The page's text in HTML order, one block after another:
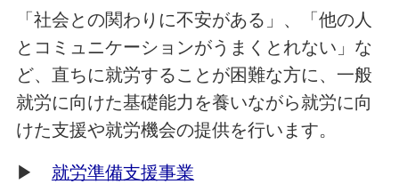
「社会との関わりに不安がある」、「他の人
とコミュニケーションがうまくとれない」な
ど、直ちに就労することが困難な方に、一般
就労に向けた基礎能力を養いながら就労に向
けた支援や就労機会の提供を行います。
▶ 就労準備支援事業